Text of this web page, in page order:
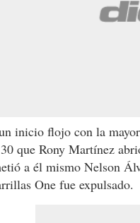
inicio flojo con la
que Rony Martínez
a él mismo Nelson
One fue expulsado.